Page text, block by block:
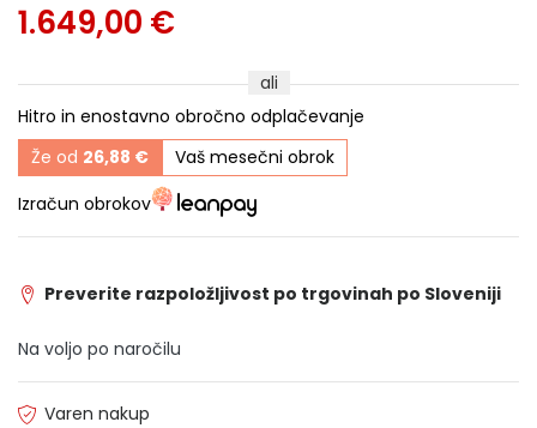
1.649,00 €
ali
Hitro in enostavno obročno odplačevanje
Že od 26,88 €
Vaš mesečni obrok
Izračun obrokov
Preverite razpoložljivost po trgovinah po Sloveniji
Na voljo po naročilu
Varen nakup